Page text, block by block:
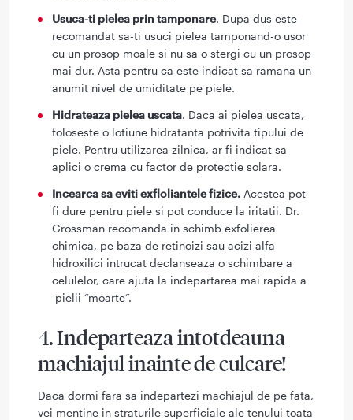
Usuca-ti pielea prin tamponare. Dupa dus este
recomandat sa-ti usuci pielea tamponand-o usor
cu un prosop moale si nu sa o stergi cu un prosop
mai dur. Asta pentru ca este indicat sa ramana un
anumit nivel de umiditate pe piele.
Hidrateaza pielea uscata. Daca ai pielea uscata,
foloseste o lotiune hidratanta potrivita tipului de
piele. Pentru utilizarea zilnica, ar fi indicat sa
aplici o crema cu factor de protectie solara.
Incearca sa eviti exfloliantele fizice. Acestea pot
fi dure pentru piele si pot conduce la iritatii. Dr.
Grossman recomanda in schimb exfolierea
chimica, pe baza de retinoizi sau acizi alfa
hidroxilici intrucat declanseaza o schimbare a
celulelor, care ajuta la indepartarea mai rapida a
pielii “moarte”.
4. Indeparteaza intotdeauna
machiajul inainte de culcare!
Daca dormi fara sa indepartezi machiajul de pe fata,
vei mentine in straturile superficiale ale tenului toata